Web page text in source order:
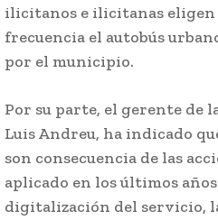
ilicitanos e ilicitanas eligen
frecuencia el autobús
por el municipio.
Por su parte, el gerente de
Luis Andreu, ha indicado
son consecuencia de las
aplicado en los últimos
digitalización del servicio,